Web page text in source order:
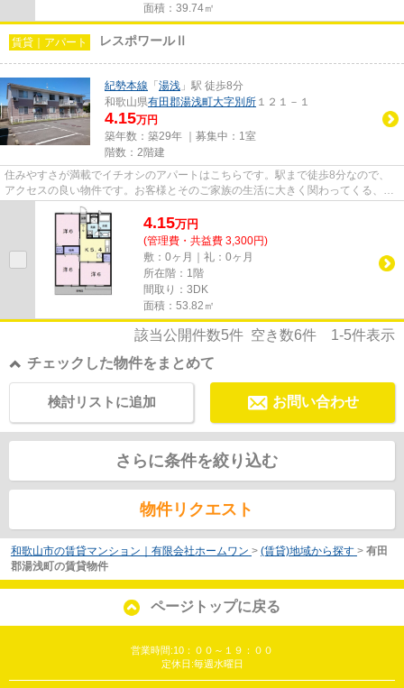
面積：39.74㎡
賃貸｜アパート レスポワールⅡ
紀勢本線 「 湯浅 」駅 徒歩8分
和歌山県有田郡湯浅町大字別所 １２１－１
4.15万円
築年数：築29年 ｜募集中： 1室
階数：2階建
住みやすさが満載でイチオシのアパートはこちらです。駅まで徒歩8分なので、
アクセスの良い物件です。お客様とそのご家族の生活に大きく関わってくる、住
の環境。これまでよりもよい生...
4.15万円
(管理費・共益費 3,300円)
敷：0ヶ月｜礼：0ヶ月
所在階：1階
間取り：3DK
面積：53.82㎡
該当公開件数5件 空き数6件 1-5件表示
チェックした物件をまとめて
お問い合わせ
検討リストに追加
さらに条件を絞り込む
物件リクエスト
和歌山市の賃貸マンション｜有限会社ホームワン > (賃貸)地域から探す > 有田
郡湯浅町の賃貸物件
ページトップに戻る
営業時間:10：００～１９：００
定休日:毎週水曜日